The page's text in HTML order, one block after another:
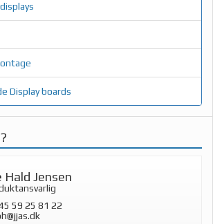
Display boards
Hald Jensen
59 25 81 22